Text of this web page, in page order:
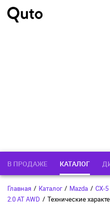
В ПРОДАЖЕ КАТАЛОГ
Главная / Каталог / Mazda / CX-5
2.0 AT AWD / Технические